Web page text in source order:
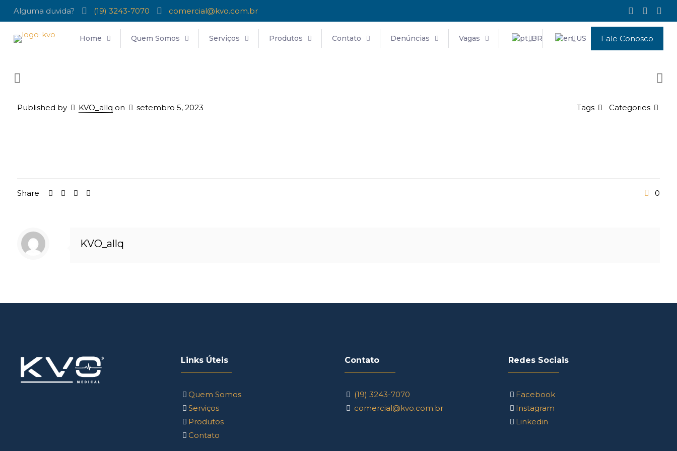
Alguma duvida? (19) 3243-7070 comercial@kvo.com.br
Home Quem Somos Serviços Produtos Contato Denúncias Vagas Fale Conosco
Published by KVO_allq on setembro 5, 2023 Categories
Tags
Share 0
KVO_allq
Links Úteis
Quem Somos
Serviços
Produtos
Contato
Contato
(19) 3243-7070
comercial@kvo.com.br
Redes Sociais
Facebook
Instagram
Linkedin